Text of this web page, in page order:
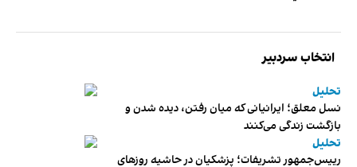
انتخاب سردبیر
تحلیل
نسل معلق؛ ایرانیانی که میان رفتن، دیده شدن و
بازگشت زندگی می‌کنند
تحلیل
رییس‌جمهور تشریفات؛ پزشکیان در حاشیه روزهای